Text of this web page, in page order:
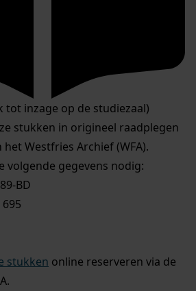
tot inzage op de studiezaal)
stukken in origineel raadplegen
Westfries Archief (WFA).
volgende gegevens nodig:
BD
stukken online reserveren via de